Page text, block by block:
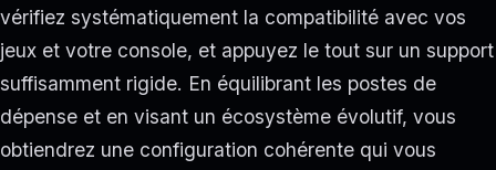
vérifiez systématiquement la compatibilité avec vos
jeux et votre console, et appuyez le tout sur un support
suffisamment rigide. En équilibrant les postes de
dépense et en visant un écosystème évolutif, vous
obtiendrez une configuration cohérente qui vous